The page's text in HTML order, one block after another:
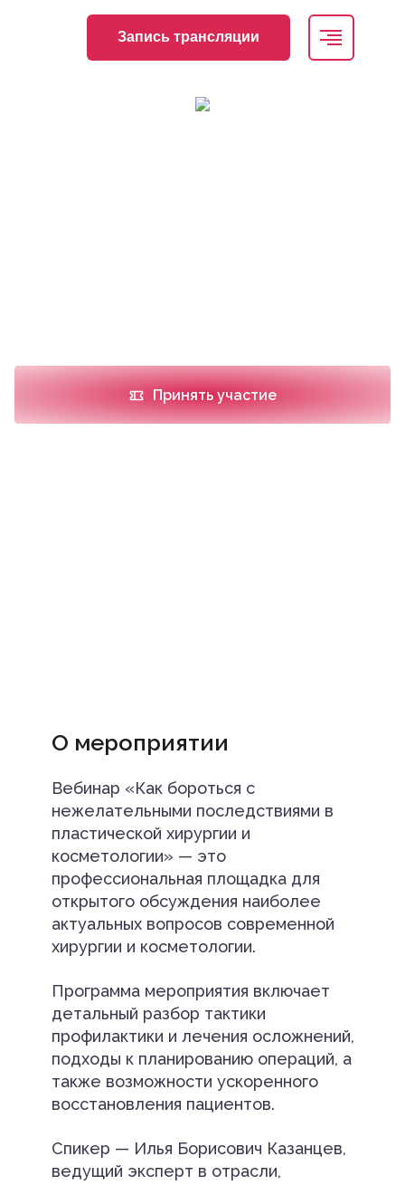
Запись трансляции
Принять участие
О мероприятии
Вебинар «Как бороться с
нежелательными последствиями в
пластической хирургии и
косметологии» — это
профессиональная площадка для
открытого обсуждения наиболее
актуальных вопросов современной
хирургии и косметологии.
Программа мероприятия включает
детальный разбор тактики
профилактики и лечения осложнений,
подходы к планированию операций, а
также возможности ускоренного
восстановления пациентов.
Спикер — Илья Борисович Казанцев,
ведущий эксперт в отрасли,